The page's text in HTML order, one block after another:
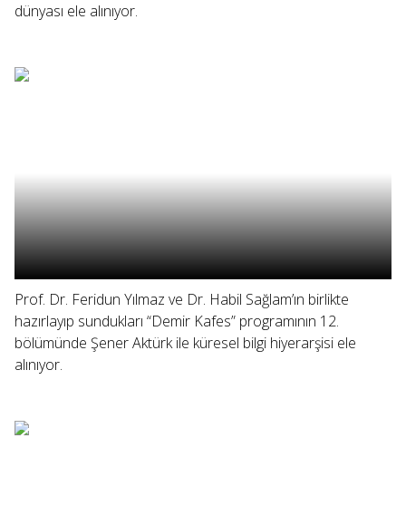
dünyası ele alınıyor.
Prof. Dr. Feridun Yılmaz ve Dr. Habil Sağlam’ın birlikte
hazırlayıp sundukları “Demir Kafes” programının 12.
bölümünde Şener Aktürk ile küresel bilgi hiyerarşisi ele
alınıyor.